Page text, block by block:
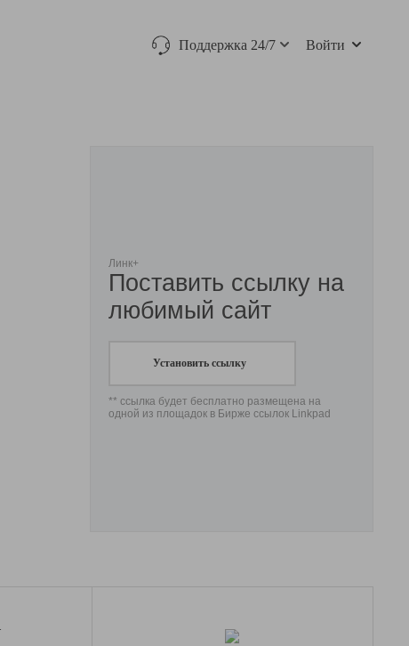
Поддержка 24/7 Войти
Линк+
Поставить ссылку на
любимый сайт
Установить ссылку
** ссылка будет бесплатно размещена на
одной из площадок в Бирже ссылок Linkpad